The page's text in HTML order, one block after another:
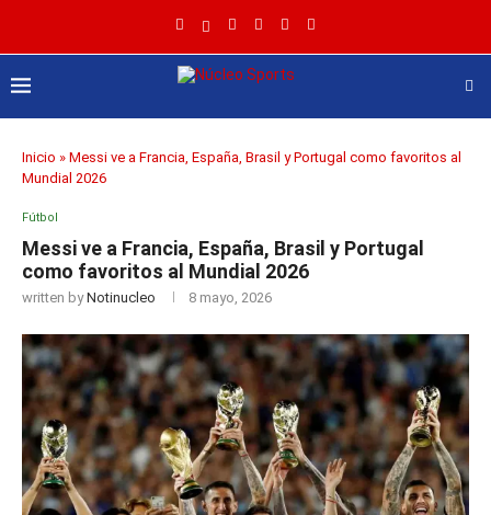
Inicio » Messi ve a Francia, España, Brasil y Portugal como favoritos al
Mundial 2026
Fútbol
Messi ve a Francia, España, Brasil y Portugal
como favoritos al Mundial 2026
written byNotinucleo 8 mayo, 2026